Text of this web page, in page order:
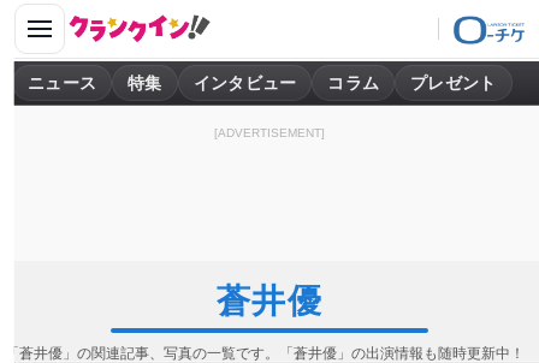
ニュース 特集 インタビュー コラム プレゼント
[ADVERTISEMENT]
蒼井優
「蒼井優」の関連記事、写真の一覧です。「蒼井優」の出演情報も随時更新中！